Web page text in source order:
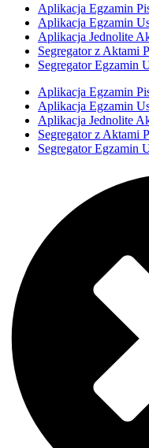
Aplikacja Egzamin
Aplikacja Egzamin
Aplikacja Jednolite
Segregator z Aktami
Segregator Egzamin
Aplikacja Egzamin
Aplikacja Egzamin
Aplikacja Jednolite
Segregator z Aktami
Segregator Egzamin